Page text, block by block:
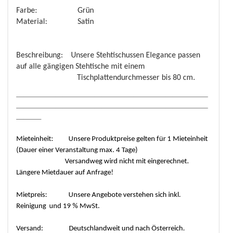
Farbe: Grün
Material: Satin
Beschreibung: Unsere Stehtischussen Elegance passen
auf alle gängigen Stehtische mit einem
Tischplattendurchmesser bis 80 cm.
Mieteinheit: Unsere Produktpreise gelten für 1 Mieteinheit
(Dauer einer Veranstaltung max. 4 Tage)
Versandweg wird nicht mit eingerechnet.
Längere Mietdauer auf Anfrage!
Mietpreis: Unsere Angebote verstehen sich inkl.
Reinigung und 19 % MwSt.
Versand: Deutschlandweit und nach Österreich.